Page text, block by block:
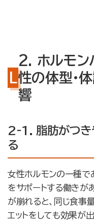
2. ホルモン
性の体型・
響
2-1. 脂肪がつき
る
女性ホルモンの一種で
をサポートする働きが
が崩れると、同じ食事
エットをしても効果が